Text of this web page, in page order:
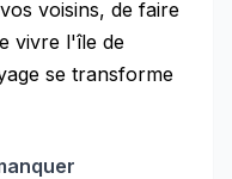
voisins, de faire
vivre l'île de
se transforme